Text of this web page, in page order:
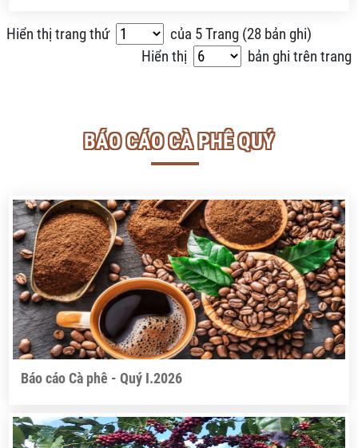
Hiển thị trang thứ của 5Trang (28 bản ghi)
Hiển thị
bản ghi trên trang
BÁO CÁO CÀ PHÊ QUÝ
Báo cáo Cà phê - Quý I.2026